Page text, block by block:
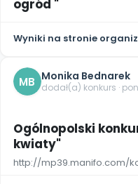
ogród "
Wyniki na stronie
MB Monika Bednarek
dodał(a) konkurs ·
Ogólnopolski
kwiaty"
http://mp39.manifo.com/